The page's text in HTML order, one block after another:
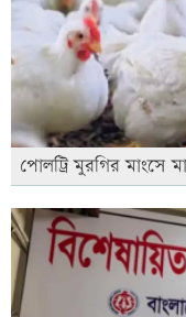
পোলট্রি মুরগির মাংসে